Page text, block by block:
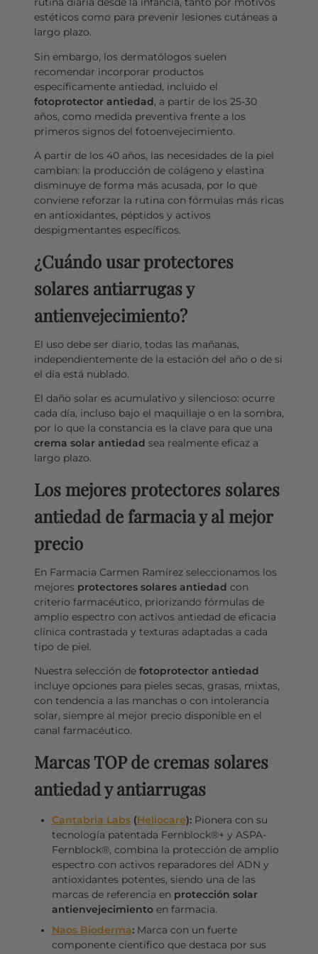
rutina diaria desde la infancia, tanto por motivos
estéticos como para prevenir lesiones cutáneas a
largo plazo.
Sin embargo, los dermatólogos suelen
recomendar incorporar productos
específicamente antiedad, incluido el
fotoprotector antiedad, a partir de los 25-30
años, como medida preventiva frente a los
primeros signos del fotoenvejecimiento.
A partir de los 40 años, las necesidades de la piel
cambian: la producción de colágeno y elastina
disminuye de forma más acusada, por lo que
conviene reforzar la rutina con fórmulas más ricas
en antioxidantes, péptidos y activos
despigmentantes específicos.
¿Cuándo usar protectores
solares antiarrugas y
antienvejecimiento?
El uso debe ser diario, todas las mañanas,
independientemente de la estación del año o de si
el día está nublado.
El daño solar es acumulativo y silencioso: ocurre
cada día, incluso bajo el maquillaje o en la sombra,
por lo que la constancia es la clave para que una
crema solar antiedad sea realmente eficaz a
largo plazo.
Los mejores protectores solares
antiedad de farmacia y al mejor
precio
En Farmacia Carmen Ramírez seleccionamos los
mejores protectores solares antiedad con
criterio farmacéutico, priorizando fórmulas de
amplio espectro con activos antiedad de eficacia
clínica contrastada y texturas adaptadas a cada
tipo de piel.
Nuestra selección de fotoprotector antiedad
incluye opciones para pieles secas, grasas, mixtas,
con tendencia a las manchas o con intolerancia
solar, siempre al mejor precio disponible en el
canal farmacéutico.
Marcas TOP de cremas solares
antiedad y antiarrugas
Cantabria Labs(Heliocare):Pionera con su
tecnología patentada Fernblock®+ y ASPA-
Fernblock®, combina la protección de amplio
espectro con activos reparadores del ADN y
antioxidantes potentes, siendo una de las
marcas de referencia en protección solar
antienvejecimientoen farmacia.
Naos Bioderma:Marca con un fuerte
componente científico que destaca por sus